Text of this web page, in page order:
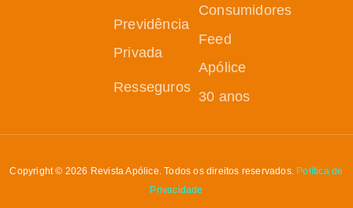
Previdência
Privada
Resseguros
Consumidores
Feed
Apólice
30 anos
Copyright © 2026 Revista Apólice. Todos os direitos reservados. Política de
Privacidade